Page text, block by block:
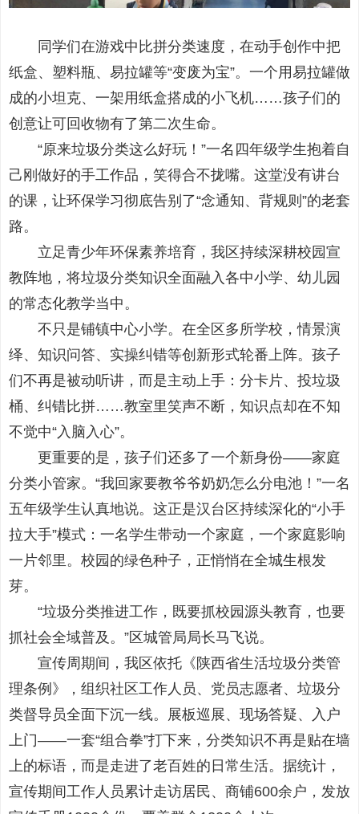
同学们在游戏中比拼分类速度，在动手创作中把
纸盒、塑料瓶、易拉罐等“变废为宝”。一个用易拉罐做
成的小坦克、一架用纸盒搭成的小飞机……孩子们的
创意让可回收物有了第二次生命。
“原来垃圾分类这么好玩！”一名四年级学生抱着自
己刚做好的手工作品，笑得合不拢嘴。这堂没有讲台
的课，让环保学习彻底告别了“念通知、背规则”的老套
路。
立足青少年环保素养培育，我区持续深耕校园宣
教阵地，将垃圾分类知识全面融入各中小学、幼儿园
的常态化教学当中。
不只是铺镇中心小学。在全区多所学校，情景演
绎、知识问答、实操纠错等创新形式轮番上阵。孩子
们不再是被动听讲，而是主动上手：分卡片、投垃圾
桶、纠错比拼……教室里笑声不断，知识点却在不知
不觉中“入脑入心”。
更重要的是，孩子们还多了一个新身份——家庭
分类小管家。“我回家要教爷爷奶奶怎么分电池！”一名
五年级学生认真地说。这正是汉台区持续深化的“小手
拉大手”模式：一名学生带动一个家庭，一个家庭影响
一片邻里。校园的绿色种子，正悄悄在全城生根发
芽。
“垃圾分类推进工作，既要抓校园源头教育，也要
抓社会全域普及。”区城管局局长马飞说。
宣传周期间，我区依托《陕西省生活垃圾分类管
理条例》，组织社区工作人员、党员志愿者、垃圾分
类督导员全面下沉一线。展板巡展、现场答疑、入户
上门——一套“组合拳”打下来，分类知识不再是贴在墙
上的标语，而是走进了老百姓的日常生活。据统计，
宣传期间工作人员累计走访居民、商铺600余户，发放